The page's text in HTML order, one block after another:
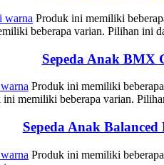
warna Produk ini memiliki
beberapa varian. Pilihan ini
Sepeda Anak BMX
Produk ini memiliki
ini memiliki beberapa varian.
Sepeda Anak
Produk ini memiliki